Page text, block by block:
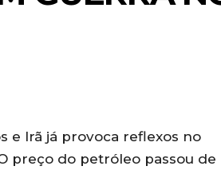
e Irã já provoca reflexos no
preço do petróleo passou de